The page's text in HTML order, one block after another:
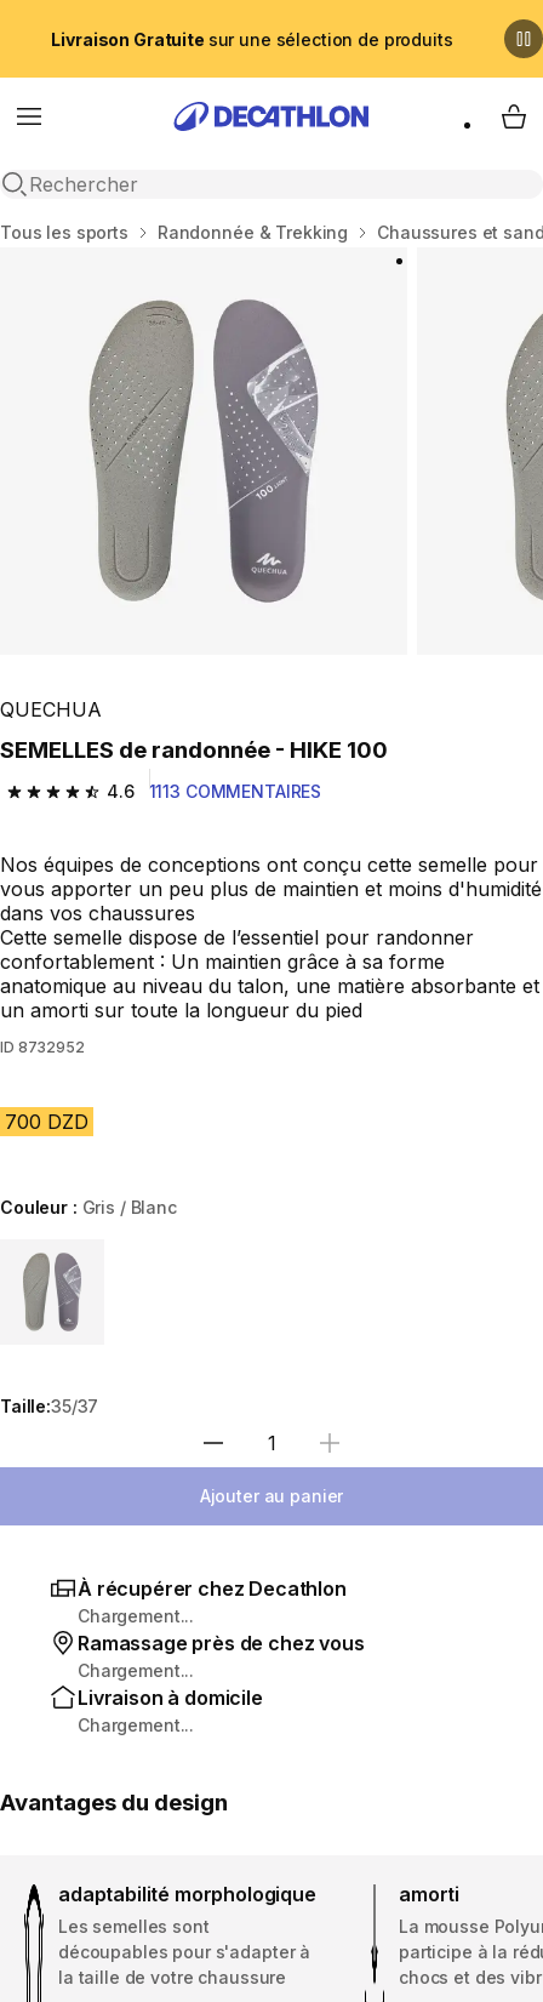
Livraison Gratuite sur une sélection de produits
Menu
Recherche ouverte
My
Accueil
Tous les sports Randonnée & Trekking Chaussures et
QUECHUA
SEMELLES de randonnée - HIKE 100
4.6
4.6 out of 5 stars from 1113 reviews
1113 COMMENTAIRES
Nos équipes de conceptions ont conçu cette semelle pour
vous apporter un peu plus de maintien et moins d'humidité
dans vos chaussures
Cette semelle dispose de l’essentiel pour randonner
confortablement : Un maintien grâce à sa forme
anatomique au niveau du talon, une matière absorbante et
un amorti sur toute la longueur du pied
ID 8732952
700 DZD
Couleur : Gris / Blanc
Choose a variant
Taille:35/37
Sélectionnez la quantité
Ajouter au panier
À récupérer chez Decathlon
Chargement...
Ramassage près de chez vous
Chargement...
Livraison à domicile
Chargement...
Avantages du design
adaptabilité morphologique
Les semelles sont
découpables pour s'adapter à
la taille de votre chaussure
amorti
La mousse
participe à la
chocs et des